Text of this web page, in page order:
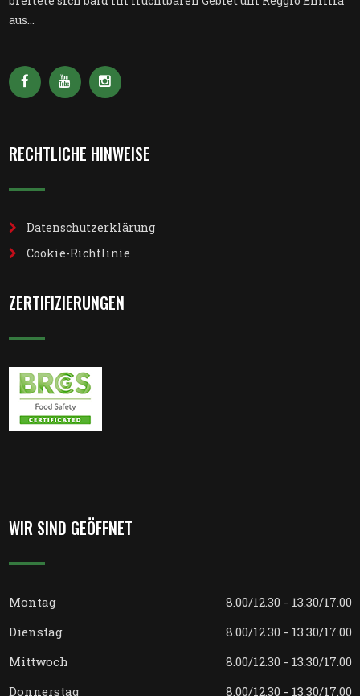
aus...
RECHTLICHE HINWEISE
Datenschutzerklärung
Cookie-Richtlinie
ZERTIFIZIERUNGEN
WIR SIND GEÖFFNET
Montag
8.00/12.30 - 13.30/17.00
Dienstag
8.00/12.30 - 13.30/17.00
Mittwoch
8.00/12.30 - 13.30/17.00
Donnerstag
8.00/12.30 - 13.30/17.00